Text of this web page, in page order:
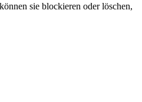
sie blockieren oder löschen,